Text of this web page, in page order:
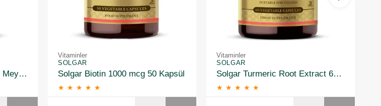
Solgar Kangavites Tropikal Meyve Aromalı 60 Tablet
Vitaminler
SOLGAR
Solgar Biotin 1000 mcg 50 Kapsül
★ ★ ★ ★ ★
Vitaminler
SOLGAR
Solgar Turmeric Root Extract 60 Kapsül
★ ★ ★ ★ ★